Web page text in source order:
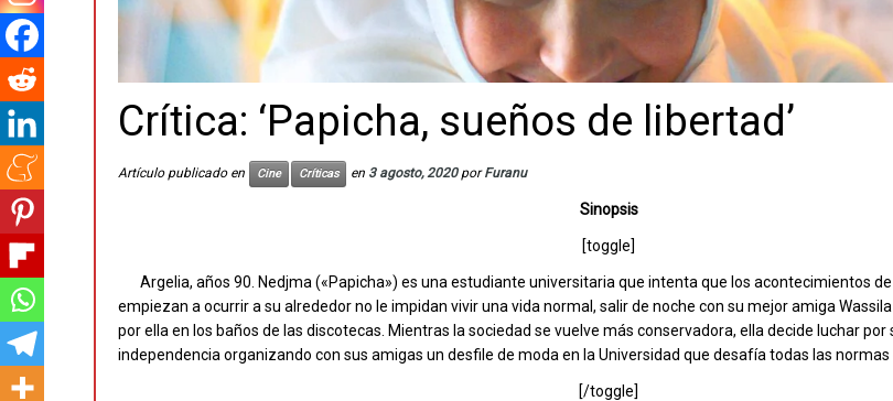
Crítica: ‘Papicha, sueños de libertad’
Artículo publicado en Cine Críticas en 3 agosto, 2020 porFuranu
Sinopsis
[toggle]
Argelia, años 90. Nedjma («Papicha») es una estudiante universitaria que intenta que los acontecimientos
empiezan a ocurrir a su alrededor no le impidan vivir una vida normal, salir de noche con su mejor amiga
por ella en los baños de las discotecas. Mientras la sociedad se vuelve más conservadora, ella decide luchar por
independencia organizando con sus amigas un desfile de moda en la Universidad que desafía todas las normas
[/toggle]